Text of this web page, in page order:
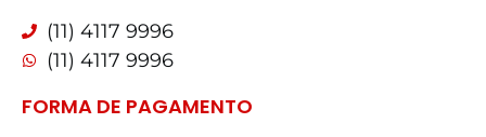
(11) 4117 9996
(11) 4117 9996
FORMA DE PAGAMENTO